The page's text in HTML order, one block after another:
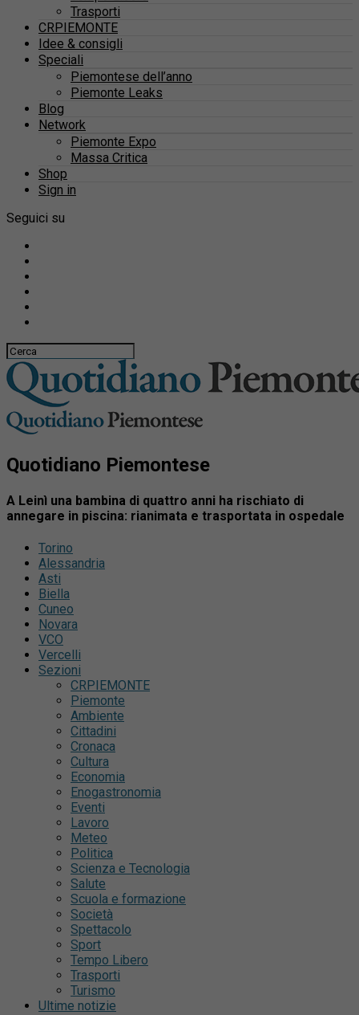
Trasporti
CRPIEMONTE
Idee & consigli
Speciali
Piemontese dell’anno
Piemonte Leaks
Blog
Network
Piemonte Expo
Massa Critica
Shop
Sign in
Seguici su
Quotidiano Piemontese
A Leinì una bambina di quattro anni ha rischiato di
annegare in piscina: rianimata e trasportata in ospedale
Torino
Alessandria
Asti
Biella
Cuneo
Novara
VCO
Vercelli
Sezioni
CRPIEMONTE
Piemonte
Ambiente
Cittadini
Cronaca
Cultura
Economia
Enogastronomia
Eventi
Lavoro
Meteo
Politica
Scienza e Tecnologia
Salute
Scuola e formazione
Società
Spettacolo
Sport
Tempo Libero
Trasporti
Turismo
Ultime notizie